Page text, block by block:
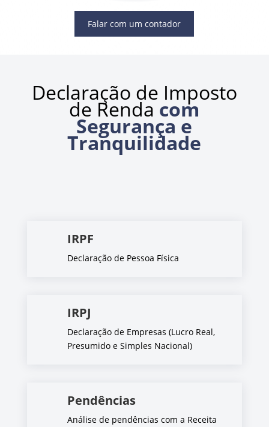
Falar com um contador
Declaração de Imposto
de Renda com
Segurança e
Tranquilidade
IRPF
Declaração de Pessoa Física
IRPJ
Declaração de Empresas (Lucro Real,
Presumido e Simples Nacional)
Pendências
Análise de pendências com a Receita